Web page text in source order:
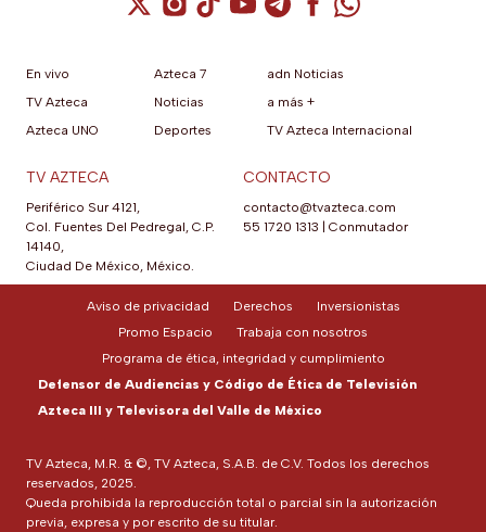
En vivo
TV Azteca
Azteca UNO
Azteca 7
Noticias
Deportes
adn Noticias
a más +
TV Azteca Internacional
TV AZTECA
Periférico Sur 4121,
Col. Fuentes Del Pedregal, C.P.
14140,
Ciudad De México, México.
CONTACTO
contacto@tvazteca.com
55 1720 1313
Conmutador
TV Azteca, M.R. & ©, TV Azteca, S.A.B. de C.V. Todos los derechos
reservados, 2025.
Queda prohibida la reproducción total o parcial sin la autorización
previa, expresa y por escrito de su titular.
Aviso de privacidad Derechos
Inversionistas
Promo Espacio
Trabaja con nosotros
Programa de ética, integridad y cumplimiento
Defensor de Audiencias y Código de Ética de Televisión
Azteca III y Televisora del Valle de México